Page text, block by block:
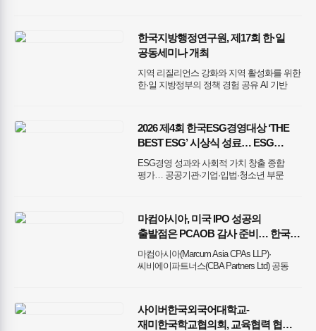
한국지방행정연구원, 제17회 한·일
공동세미나 개최
지역 리질리언스 강화와 지역 활성화를 위한
한·일 지방정부의 정책 경험 공유 AI 기반
2026 제4회 한국ESG경영대상 ‘THE
BEST ESG’ 시상식 성료… ESG
우수사례 27건 선정
ESG경영 성과와 사회적 가치 창출 종합
평가… 공공기관·기업·입법·청소년 부문
마컴아시아, 미국 IPO 성공의
출발점은 PCAOB 감사 준비… 한국
기업의 든든한 길잡이가 될 것 강조
마컴아시아(Marcum Asia CPAs LLP)·
씨비에이파트너스(CBA Partners Ltd) 공동
사이버한국외국어대학교-
재미한국학교협의회, 교육협력 협약